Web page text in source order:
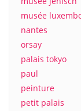
musée
nantes
orsay
palais tokyo
paul
peinture
petit palais